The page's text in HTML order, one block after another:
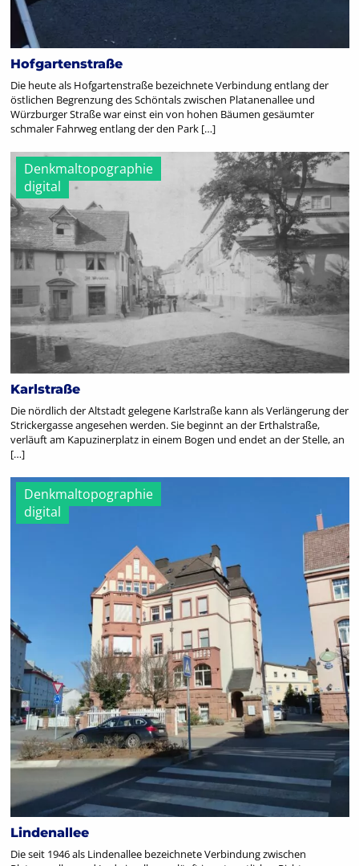
Hofgartenstraße
Die heute als Hofgartenstraße bezeichnete Verbindung entlang der
östlichen Begrenzung des Schöntals zwischen Platanenallee und
Würzburger Straße war einst ein von hohen Bäumen gesäumter
schmaler Fahrweg entlang der den Park […]
Denkmaltopographie
digital
Karlstraße
Die nördlich der Altstadt gelegene Karlstraße kann als Verlängerung der
Strickergasse angesehen werden. Sie beginnt an der Erthalstraße,
verläuft am Kapuzinerplatz in einem Bogen und endet an der Stelle, an
[…]
Denkmaltopographie
digital
Lindenallee
Die seit 1946 als Lindenallee bezeichnete Verbindung zwischen